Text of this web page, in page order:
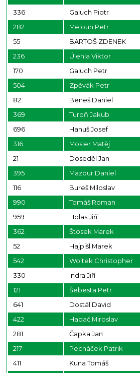
336
Galuch Piotr
282
Meloun Petr
55
BARTOŠ ZDENEK
236
Úlehla Viktor
170
Galuch Petr
504
Zpěvák Petr
82
Beneš Daniel
369
Turoň Jakub
696
Hanuš Josef
316
Mosler Matěj
21
Doseděl Jan
395
Mazour Daniel
116
Bureš Miloslav
990
Tomáš Roman
959
Holas Jiří
362
Štosek Marek
52
Hajpišl Marek
542
Woitek Christopher
330
Indra Jiří
121
Šebesta Petr
641
Dostál David
422
Hadač Miroslav
281
Čapka Jan
217
Pecháček Patrik
411
Kuna Tomáš